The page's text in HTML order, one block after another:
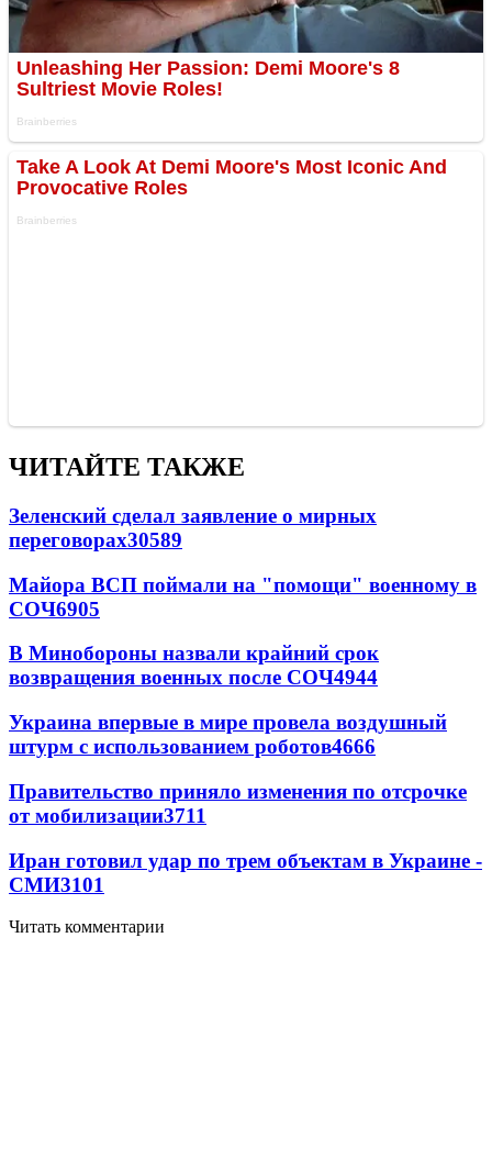
ЧИТАЙТЕ ТАКЖЕ
Зеленский сделал заявление о мирных
переговорах30589
Майора ВСП поймали на "помощи" военному в
СОЧ6905
В Минобороны назвали крайний срок
возвращения военных после СОЧ4944
Украина впервые в мире провела воздушный
штурм с использованием роботов4666
Правительство приняло изменения по отсрочке
от мобилизации3711
Иран готовил удар по трем объектам в Украине -
СМИ3101
Читать комментарии